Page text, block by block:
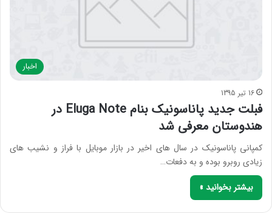
اخبار
16 تیر 1395
فبلت جدید پاناسونیک بنام Eluga Note در
هندوستان معرفی شد
کمپانی پاناسونیک در سال های اخیر در بازار موبایل با فراز و نشیب های
زیادی روبرو بوده و به دفعات…
بیشتر بخوانید »